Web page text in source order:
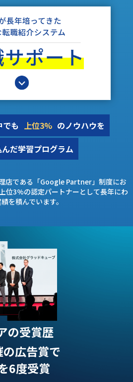
でも 上位3% のノウハウを
だ学習プログラム
店である「Google Partner」制度にお
位3%の認定パートナーとして長年にわ
を積んでいます。
の受賞歴
広告賞で
6度受賞